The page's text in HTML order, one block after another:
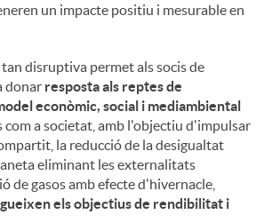
un impacte positiu i mesurable en
disruptiva permet als socis de
donar resposta als reptes de
econòmic, social i mediambiental
a societat, amb l'objectiu d'impulsar
la reducció de la desigualtat
eliminant les externalitats
de gasos amb efecte d'hivernacle,
els objectius de rendibilitat i